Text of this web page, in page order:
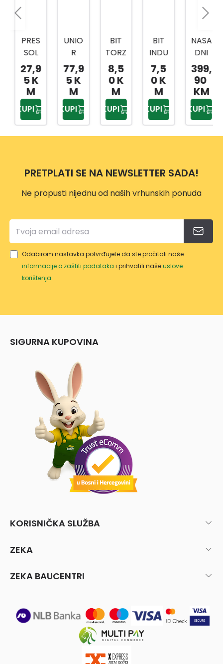
PRES
SOL
PREŠ
A ZA
MAS
T
80ML
ČELIK
SA
LNO
GLAV
27,9
5 K
M
KUPI
UNIO
RUČI
CA/R
AČN
A 1/2
BI
1901A
BI
77,9
5 K
M
KUPI
BIT
TORZ
IJA
TOR
X
20X2
5MM
2/1
8,5
0 K
M
KUPI
BIT
INDU
STRY
TOR
X
20X2
5MM
3/1
7,5
0 K
M
KUPI
NASA
DNI
KLJU
ČEVI
1/4,3
/8,1/
2
216-
DJ.
399,
90
KM
KUPI
PRETPLATI SE NA NEWSLETTER SADA!
Ne propusti nijednu od naših vrhunskih ponuda
Odabirom nastavka potvrđujete da ste pročitali naše
informacije o zaštiti podataka i prihvatili našeuslove
korištenja.
SIGURNA KUPOVINA
KORISNIČKA SLUŽBA
ZEKA
ZEKA BAUCENTRI